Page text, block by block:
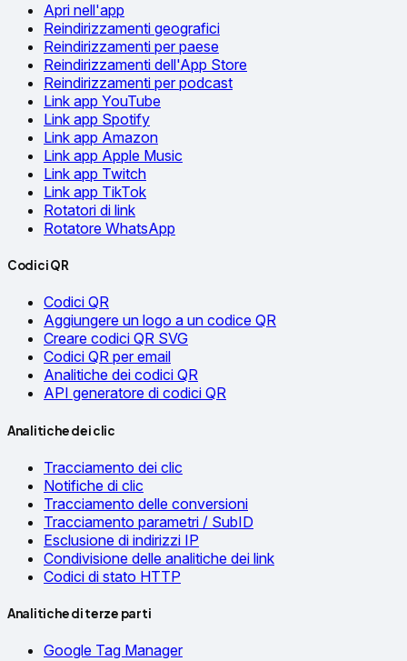
Apri nell'app
Reindirizzamenti geografici
Reindirizzamenti per paese
Reindirizzamenti dell'App Store
Reindirizzamenti per podcast
Link app YouTube
Link app Spotify
Link app Amazon
Link app Apple Music
Link app Twitch
Link app TikTok
Rotatori di link
Rotatore WhatsApp
Codici QR
Codici QR
Aggiungere un logo a un codice QR
Creare codici QR SVG
Codici QR per email
Analitiche dei codici QR
API generatore di codici QR
Analitiche dei clic
Tracciamento dei clic
Notifiche di clic
Tracciamento delle conversioni
Tracciamento parametri / SubID
Esclusione di indirizzi IP
Condivisione delle analitiche dei link
Codici di stato HTTP
Analitiche di terze parti
Google Tag Manager